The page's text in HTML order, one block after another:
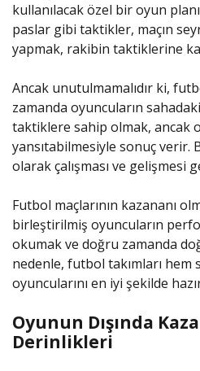
kullanılacak özel bir oyun
paslar gibi taktikler, maçın
yapmak, rakibin taktiklerine
Ancak unutulmamalıdır ki,
zamanda oyuncuların
taktiklere sahip olmak, ancak
yansıtabilmesiyle sonuç
olarak çalışması ve gelişmesi
Futbol maçlarının kazananı
birleştirilmiş oyuncuların
okumak ve doğru zamanda
nedenle, futbol takımları
oyuncularını en iyi şekilde
Oyunun Dışında
Derinlikleri